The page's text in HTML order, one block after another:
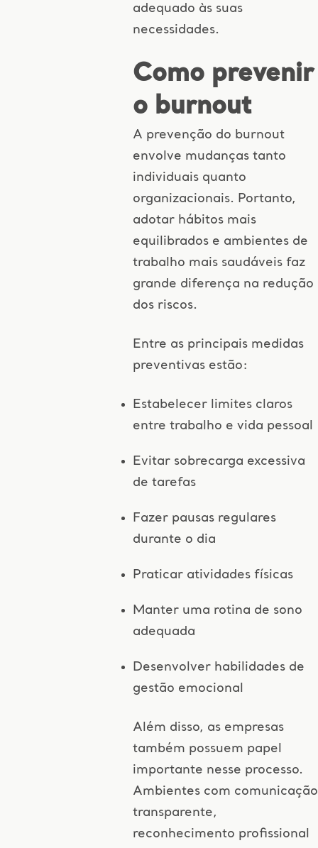
adequado às suas
necessidades.
Como prevenir
o burnout
A prevenção do burnout
envolve mudanças tanto
individuais quanto
organizacionais. Portanto,
adotar hábitos mais
equilibrados e ambientes de
trabalho mais saudáveis faz
grande diferença na redução
dos riscos.
Entre as principais medidas
preventivas estão:
Estabelecer limites claros
entre trabalho e vida pessoal
Evitar sobrecarga excessiva
de tarefas
Fazer pausas regulares
durante o dia
Praticar atividades físicas
Manter uma rotina de sono
adequada
Desenvolver habilidades de
gestão emocional
Além disso, as empresas
também possuem papel
importante nesse processo.
Ambientes com comunicação
transparente,
reconhecimento profissional